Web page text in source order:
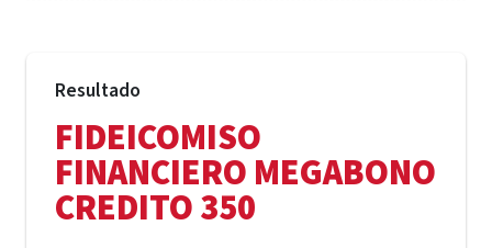
Resultado
FIDEICOMISO
FINANCIERO MEGABONO
CREDITO 350